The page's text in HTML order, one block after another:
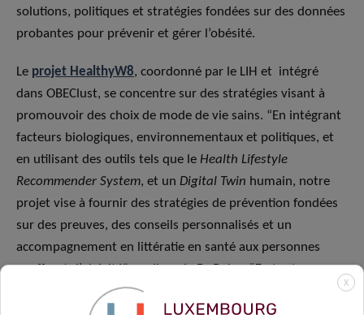
solutions, politiques et stratégies fondées sur des données
probantes pour prévenir et gérer l’obésité.
Le projet HealthyW8, coordonné par le LIH et intégré
dans OBEClust, se concentre sur des stratégies visant à
promouvoir des choix de mode de vie sains. “En intégrant
facteurs biologiques, environnementaux et politiques, et
en utilisant des outils tels que le Health Lifestyle
Recommender System, et un Digital Twin humain, notre
projet vise à fournir des stratégies de prévention fondées
sur des preuves, des conseils personnalisés et un
accompagnement en littératie en santé aux personnes
souffrant d’obésité”,explique le Dr Bohn. “En tant que
consortium HealthyW8
nous sommes fiers de faire partie
X